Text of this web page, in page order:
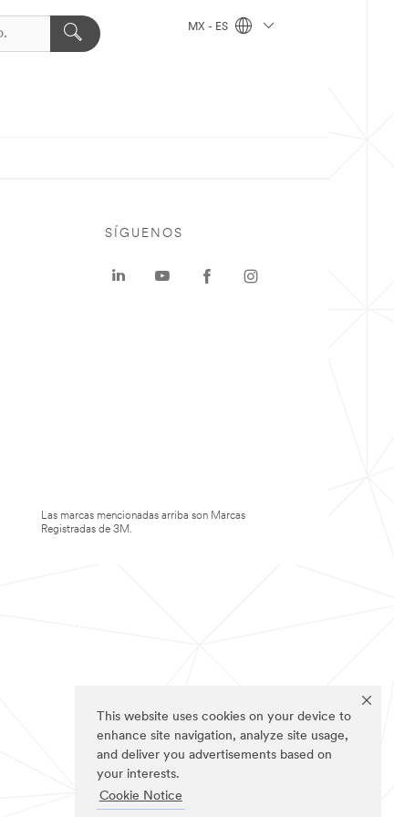
This website uses cookies on your device to
enhance site navigation, analyze site usage,
and deliver you advertisements based on
your interests.
Cookie Notice
MX - ES
SÍGUENOS
Las marcas mencionadas arriba son Marcas
Registradas de 3M.